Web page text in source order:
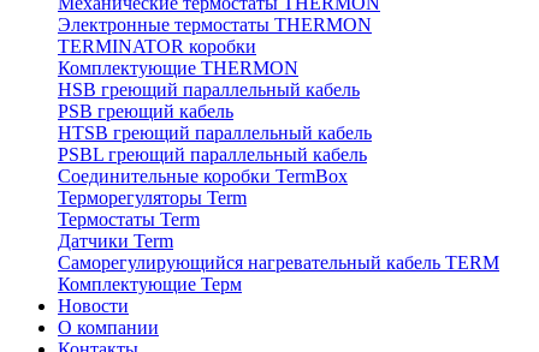
Электронные термостаты THERMON
TERMINATOR коробки
Комплектующие THERMON
HSB греющий параллельный кабель
PSB греющий кабель
HTSB греющий параллельный кабель
PSBL греющий параллельный кабель
Соединительные коробки TermBox
Терморегуляторы Term
Термостаты Term
Датчики Term
Саморегулирующийся нагревательный кабель TERM
Комплектующие Терм
Новости
О компании